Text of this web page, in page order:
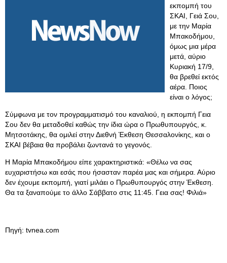
εκπομπή του
ΣΚΑΙ, Γειά Σου,
με την Μαρία
Μπακοδήμου,
όμως μια μέρα
μετά, αύριο
Κυριακή 17/9,
θα βρεθεί εκτός
αέρα. Ποιος
είναι ο λόγος;
Σύμφωνα με τον προγραμματισμό του καναλιού, η εκπομπή Γεια
Σου δεν θα μεταδοθεί καθώς την ίδια ώρα ο Πρωθυπουργός, κ.
Μητσοτάκης, θα ομιλεί στην Διεθνή Έκθεση Θεσσαλονίκης, και ο
ΣΚΑΙ βέβαια θα προβάλει ζωντανά το γεγονός.
Η Μαρία Μπακοδήμου είπε χαρακτηριστικά: «Θέλω να σας
ευχαριστήσω και εσάς που ήσασταν παρέα μας και σήμερα. Αύριο
δεν έχουμε εκπομπή, γιατί μιλάει ο Πρωθυπουργός στην Έκθεση.
Θα τα ξαναπούμε το άλλο Σάββατο στις 11:45. Γεια σας! Φιλιά»
Πηγή: tvnea.com